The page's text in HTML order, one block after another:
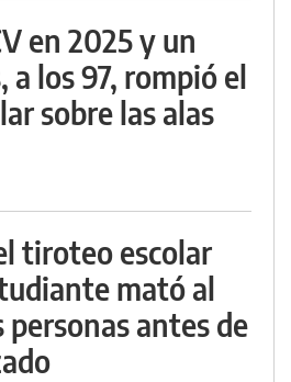
en 2025 y un
a los 97, rompió el
sobre las alas
tiroteo escolar
mató al
personas antes de